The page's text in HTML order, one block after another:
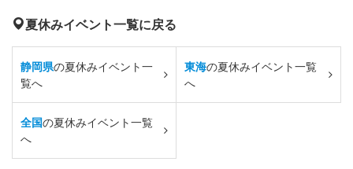
夏休みイベント一覧に戻る
静岡県の夏休みイベント一
覧へ
東海の夏休みイベント一覧
へ
全国の夏休みイベント一覧
へ